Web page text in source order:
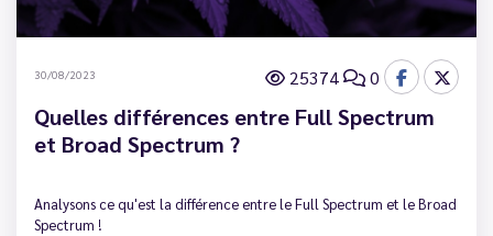
30/08/2023 25374 0
Quelles différences entre Full Spectrum
et Broad Spectrum ?
Analysons ce qu'est la différence entre le Full Spectrum et le Broad
Spectrum !